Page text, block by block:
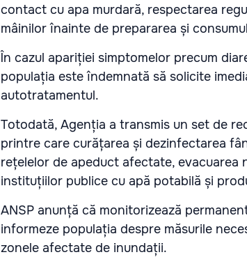
contact cu apa murdară, respectarea
mâinilor înainte de prepararea și
În cazul apariției simptomelor precum
populația este îndemnată să solicite
autotratamentul.
Totodată, Agenția a transmis un set de
printre care curățarea și dezinfectarea
rețelelor de apeduct afectate, evacuarea
instituțiilor publice cu apă potabilă și
ANSP anunță că monitorizează
informeze populația despre măsurile
zonele afectate de inundații.